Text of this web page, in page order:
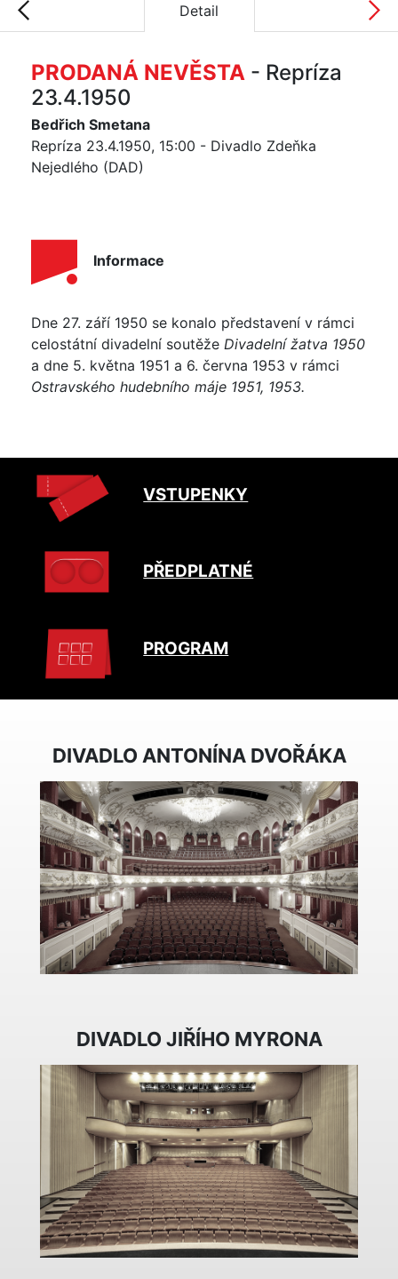
Detail
PRODANÁ NEVĚSTA - Repríza
23.4.1950
Bedřich Smetana
Repríza 23.4.1950, 15:00 - Divadlo Zdeňka
Nejedlého (DAD)
Informace
Dne 27. září 1950 se konalo představení v rámci
celostátní divadelní soutěže Divadelní žatva 1950
a dne 5. května 1951 a 6. června 1953 v rámci
Ostravského hudebního máje 1951, 1953.
VSTUPENKY
PŘEDPLATNÉ
PROGRAM
DIVADLO ANTONÍNA DVOŘÁKA
DIVADLO JIŘÍHO MYRONA